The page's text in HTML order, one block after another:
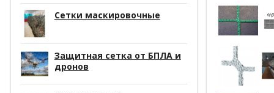
Сетки маскировочные
Защитная сетка от БПЛА и
дронов